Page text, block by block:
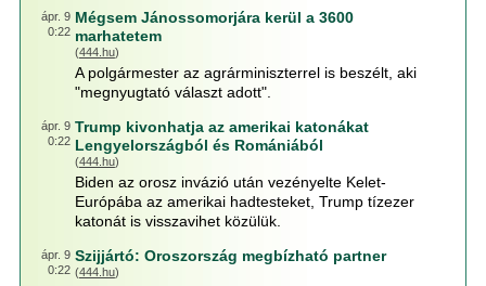
ápr. 9
0:22
Mégsem Jánossomorjára kerül a 3600
marhatetem
(444.hu)
A polgármester az agrárminiszterrel is beszélt, aki
"megnyugtató választ adott".
ápr. 9
0:22
Trump kivonhatja az amerikai katonákat
Lengyelországból és Romániából
(444.hu)
Biden az orosz invázió után vezényelte Kelet-
Európába az amerikai hadtesteket, Trump tízezer
katonát is visszavihet közülük.
ápr. 9
0:22
Szijjártó: Oroszország megbízható partner
(444.hu)